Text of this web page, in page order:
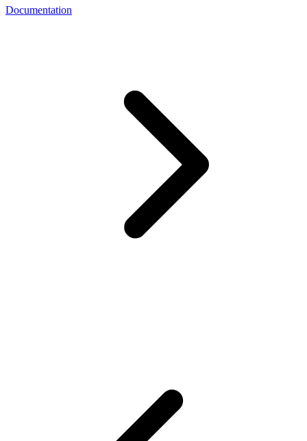
Documentation